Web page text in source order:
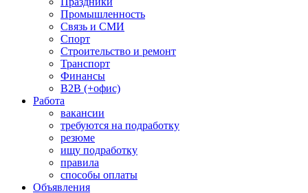
Промышленность
Связь и СМИ
Спорт
Строительство и ремонт
Транспорт
Финансы
B2B (+офис)
Работа
вакансии
требуются на подработку
резюме
ищу подработку
правила
способы оплаты
Объявления